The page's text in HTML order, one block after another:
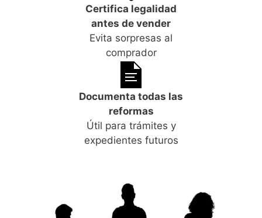
Certifica legalidad
antes de vender
Evita sorpresas al
comprador
Documenta todas las
reformas
Útil para trámites y
expedientes futuros